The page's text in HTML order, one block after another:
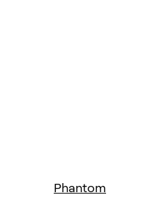
Phantom